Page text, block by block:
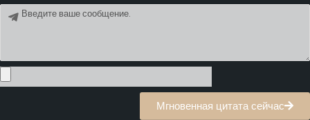
Сообщение
Мгновенная цитата сейчас